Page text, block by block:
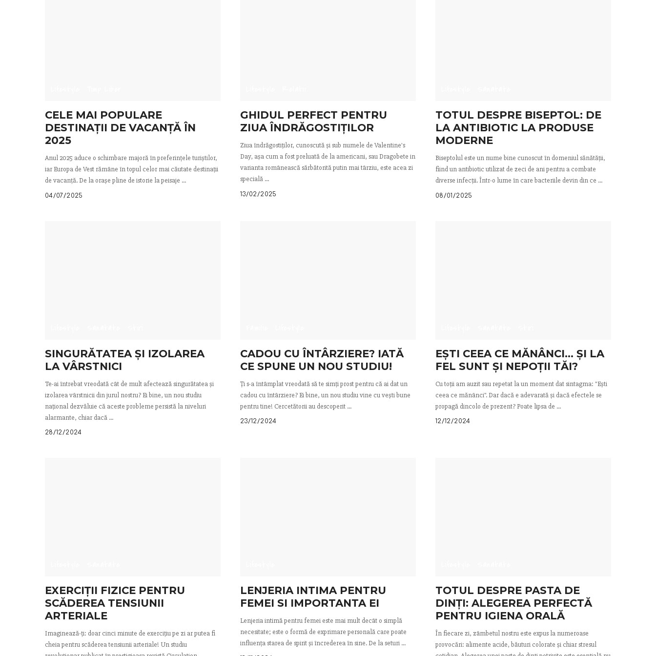
CELE MAI POPULARE
DESTINAȚII DE VACANȚĂ ÎN
2025
Anul 2025 aduce o schimbare majoră în preferințele turiștilor,
iar Europa de Vest rămâne în topul celor mai căutate destinații
de vacanță. De la orașe pline de istorie la peisaje ...
04/07/2025
GHIDUL PERFECT PENTRU
ZIUA ÎNDRĂGOSTIȚILOR
Ziua îndrăgostiților, cunoscută și sub numele de Valentine's
Day, așa cum a fost preluată de la americani, sau Dragobete in
varianta românească sărbătorită putin mai târziu, este acea zi
specială ...
13/02/2025
TOTUL DESPRE BISEPTOL: DE
LA ANTIBIOTIC LA PRODUSE
MODERNE
Biseptolul este un nume bine cunoscut în domeniul sănătății,
fiind un antibiotic utilizat de zeci de ani pentru a combate
diverse infecții. Într-o lume în care bacteriile devin din ce ...
08/01/2025
SINGURĂTATEA ȘI IZOLAREA
LA VÂRSTNICI
Te-ai întrebat vreodată cât de mult afectează singurătatea și
izolarea vârstnicii din jurul nostru? Ei bine, un nou studiu
național dezvăluie că aceste probleme persistă la niveluri
alarmante, chiar dacă ...
28/12/2024
CADOU CU ÎNTÂRZIERE? IATĂ
CE SPUNE UN NOU STUDIU!
Ți s-a întâmplat vreodată să te simți prost pentru că ai dat un
cadou cu întârziere? Ei bine, un nou studiu vine cu vești bune
pentru tine! Cercetătorii au descoperit ...
23/12/2024
EȘTI CEEA CE MĂNÂNCI… ȘI LA
FEL SUNT ȘI NEPOȚII TĂI?
Cu toții am auzit sau repetat la un moment dat sintagma: "Ești
ceea ce mănânci". Dar dacă e adevarată și dacă efectele se
propagă dincolo de prezent? Poate lipsa de ...
12/12/2024
EXERCIȚII FIZICE PENTRU
SCĂDEREA TENSIUNII
ARTERIALE
Imaginează-ți: doar cinci minute de exercițiu pe zi ar putea fi
cheia pentru scăderea tensiunii arteriale! Un studiu
LENJERIA INTIMA PENTRU
FEMEI SI IMPORTANTA EI
Lenjeria intimă pentru femei este mai mult decât o simplă
necesitate; este o formă de exprimare personală care poate
influența starea de spirit și încrederea în sine. De la seturi ...
TOTUL DESPRE PASTA DE
DINȚI: ALEGEREA PERFECTĂ
PENTRU IGIENA ORALĂ
În fiecare zi, zâmbetul nostru este expus la numeroase
provocări: alimente acide, băuturi colorate și chiar stresul